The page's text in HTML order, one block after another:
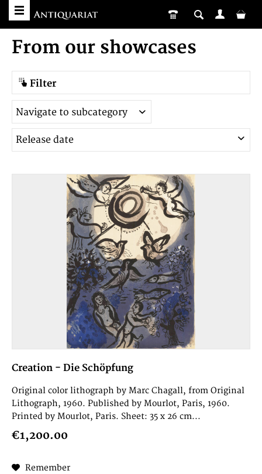
From our showcases
Filter
Creation - Die Schöpfung
Original color lithograph by Marc Chagall, from Original
Lithograph, 1960. Published by Mourlot, Paris, 1960.
Printed by Mourlot, Paris. Sheet: 35 x 26 cm...
€1,200.00
Remember